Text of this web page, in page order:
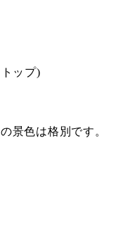
ップ)
景色は格別です。